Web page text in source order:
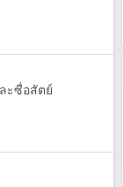
ะซื่อสัตย์